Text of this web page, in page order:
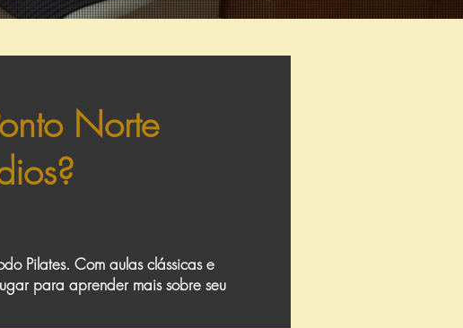
Norte
Pilates. Com aulas clássicas e
para aprender mais sobre seu